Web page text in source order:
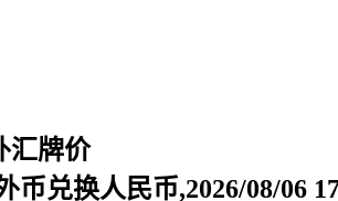
汇牌价
币兑换人民币,2026/08/06